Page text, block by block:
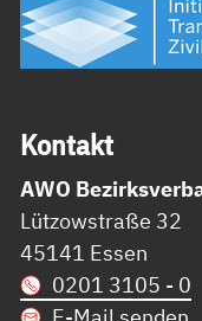
Kon­takt
AWO
Lützowstraße 32
45141 Essen
0201 3105 - 0